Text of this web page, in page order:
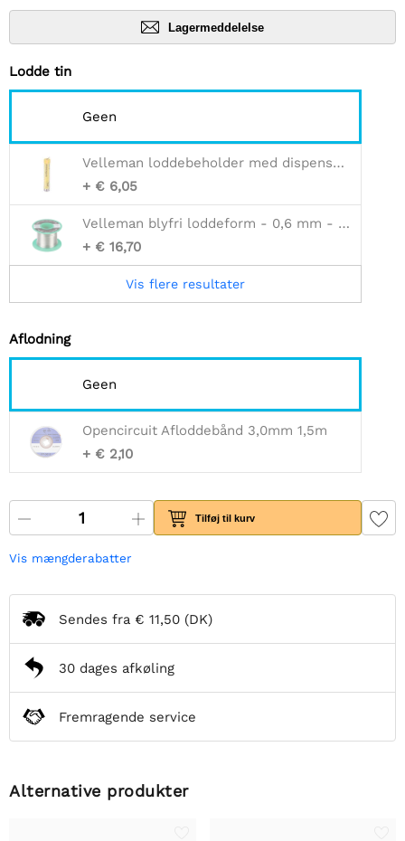
Lagermeddelelse
Lodde tin
Geen
Velleman loddebeholder med dispenser - 1mm - Harpikskerne - 17g
+ € 6,05
Velleman blyfri loddeform - 0,6 mm - rasinkerne - 100g
+ € 16,70
Vis flere resultater
Aflodning
Geen
Opencircuit Afloddebånd 3,0mm 1,5m
+ € 2,10
Tilføj til kurv
Vis mængderabatter
Sendes fra € 11,50 (DK)
30 dages afkøling
Fremragende service
Alternative produkter